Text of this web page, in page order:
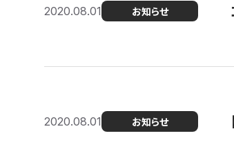
2020.08.01 お知らせ
2020.08.01 お知らせ